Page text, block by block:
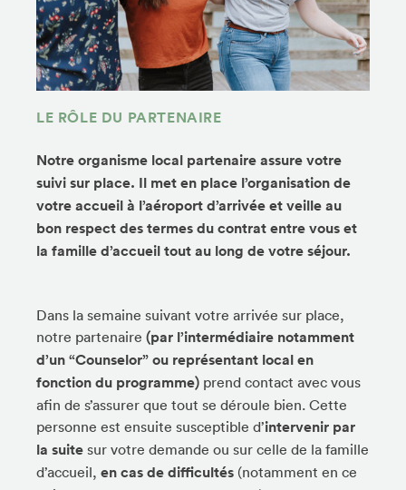
LE RÔLE DU PARTENAIRE
Notre organisme local partenaire assure votre
suivi sur place. Il met en place l’organisation de
votre accueil à l’aéroport d’arrivée et veille au
bon respect des termes du contrat entre vous et
la famille d’accueil tout au long de votre séjour.
Dans la semaine suivant votre arrivée sur place,
notre partenaire (par l’intermédiaire notamment
d’un “Counselor” ou représentant local en
fonction du programme) prend contact avec vous
afin de s’assurer que tout se déroule bien. Cette
personne est ensuite susceptible d’intervenir par
la suite sur votre demande ou sur celle de la famille
d’accueil, en cas de difficultés (notamment en ce